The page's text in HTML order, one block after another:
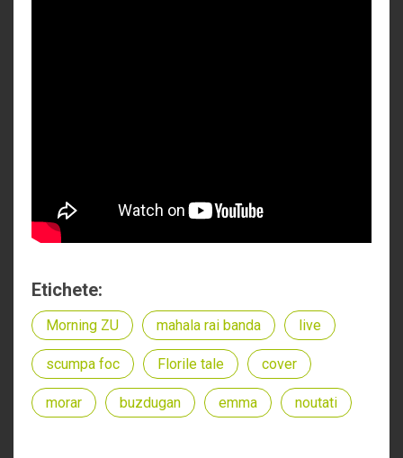
Etichete:
Morning ZU mahala rai banda live
scumpa foc Florile tale cover
morar buzdugan emma noutati